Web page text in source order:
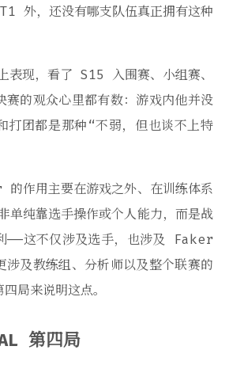
外，还没有哪支队伍真正拥有这种
现，看了 S15 入围赛、小组赛、
赛的观众心里都有数：游戏内他并没
打团都是那种“不弱，但也谈不上特
作用主要在游戏之外、在训练体系
纯靠选手操作或个人能力，而是战
——这不仅涉及选手，也涉及 Faker
涉及教练组、分析师以及整个联赛的
局来说明这点。
第四局